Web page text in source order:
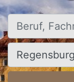
Beruf,
Ort, Stadt